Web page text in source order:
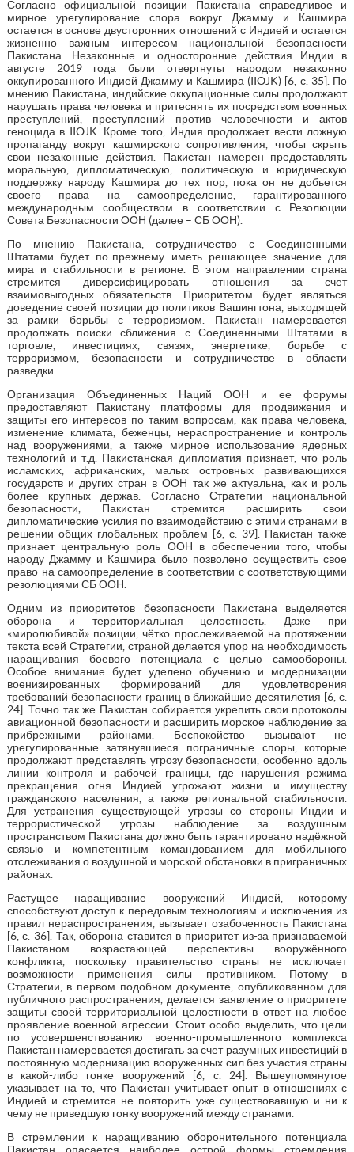
Согласно официальной позиции Пакистана справедливое и
мирное урегулирование спора вокруг Джамму и Кашмира
остается в основе двусторонних отношений с Индией и остается
жизненно важным интересом национальной безопасности
Пакистана. Незаконные и односторонние действия Индии в
августе 2019 года были отвергнуты народом незаконно
оккупированного Индией Джамму и Кашмира (IIOJK) [6, с. 35]. По
мнению Пакистана, индийские оккупационные силы продолжают
нарушать права человека и притеснять их посредством военных
преступлений, преступлений против человечности и актов
геноцида в IIOJK. Кроме того, Индия продолжает вести ложную
пропаганду вокруг кашмирского сопротивления, чтобы скрыть
свои незаконные действия. Пакистан намерен предоставлять
моральную, дипломатическую, политическую и юридическую
поддержку народу Кашмира до тех пор, пока он не добьется
своего права на самоопределение, гарантированного
международным сообществом в соответствии с Резолюции
Совета Безопасности ООН (далее – СБ ООН).
По мнению Пакистана, сотрудничество с Соединенными
Штатами будет по-прежнему иметь решающее значение для
мира и стабильности в регионе. В этом направлении страна
стремится диверсифицировать отношения за счет
взаимовыгодных обязательств. Приоритетом будет являться
доведение своей позиции до политиков Вашингтона, выходящей
за рамки борьбы с терроризмом. Пакистан намеревается
продолжать поиски сближения с Соединенными Штатами в
торговле, инвестициях, связях, энергетике, борьбе с
терроризмом, безопасности и сотрудничестве в области
разведки.
Организация Объединенных Наций ООН и ее форумы
предоставляют Пакистану платформы для продвижения и
защиты его интересов по таким вопросам, как права человека,
изменение климата, беженцы, нераспространение и контроль
над вооружениями, а также мирное использование ядерных
технологий и т.д. Пакистанская дипломатия признает, что роль
исламских, африканских, малых островных развивающихся
государств и других стран в ООН так же актуальна, как и роль
более крупных держав. Согласно Стратегии национальной
безопасности, Пакистан стремится расширить свои
дипломатические усилия по взаимодействию с этими странами в
решении общих глобальных проблем [6, с. 39]. Пакистан также
признает центральную роль ООН в обеспечении того, чтобы
народу Джамму и Кашмира было позволено осуществить свое
право на самоопределение в соответствии с соответствующими
резолюциями СБ ООН.
Одним из приоритетов безопасности Пакистана выделяется
оборона и территориальная целостность. Даже при
«миролюбивой» позиции, чётко прослеживаемой на протяжении
текста всей Стратегии, страной делается упор на необходимость
наращивания боевого потенциала с целью самообороны.
Особое внимание будет уделено обучению и модернизации
военизированных формирований для удовлетворения
требований безопасности границ в ближайшие десятилетия [6, с.
24]. Точно так же Пакистан собирается укрепить свои протоколы
авиационной безопасности и расширить морское наблюдение за
прибрежными районами. Беспокойство вызывают не
урегулированные затянувшиеся пограничные споры, которые
продолжают представлять угрозу безопасности, особенно вдоль
линии контроля и рабочей границы, где нарушения режима
прекращения огня Индией угрожают жизни и имуществу
гражданского населения, а также региональной стабильности.
Для устранения существующей угрозы со стороны Индии и
террористической угрозы наблюдение за воздушным
пространством Пакистана должно быть гарантировано надёжной
связью и компетентным командованием для мобильного
отслеживания о воздушной и морской обстановки в приграничных
районах.
Растущее наращивание вооружений Индией, которому
способствуют доступ к передовым технологиям и исключения из
правил нераспространения, вызывает озабоченность Пакистана
[6, с. 36]. Так, оборона ставится в приоритет из-за признаваемой
Пакистаном возрастающей перспективы вооружённого
конфликта, поскольку правительство страны не исключает
возможности применения силы противником. Потому в
Стратегии, в первом подобном документе, опубликованном для
публичного распространения, делается заявление о приоритете
защиты своей территориальной целостности в ответ на любое
проявление военной агрессии. Стоит особо выделить, что цели
по усовершенствованию военно-промышленного комплекса
Пакистан намеревается достигать за счет разумных инвестиций в
постоянную модернизацию вооруженных сил без участия страны
в какой-либо гонке вооружений [6, с. 24]. Вышеупомянутое
указывает на то, что Пакистан учитывает опыт в отношениях с
Индией и стремится не повторить уже существовавшую и ни к
чему не приведшую гонку вооружений между странами.
В стремлении к наращиванию оборонительного потенциала
Пакистан опасается наиболее острой формы стремления